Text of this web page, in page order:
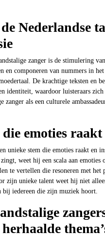
Nederlandse
zanger is de stimulering
en componeren van nummers in
De krachtige teksten en
identiteit, waardoor luisteraars
zanger als een culturele
emoties
unieke stem die emoties raakt en
weet hij een scala aan emoties
te vertellen die resoneren met
zijn unieke talent weet hij niet
bij iedereen die zijn muziek hoort.